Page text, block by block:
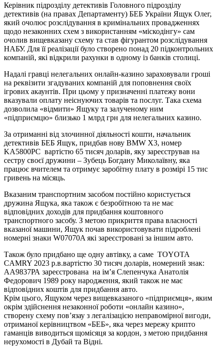
Керівник підрозділу детективів Головного підрозділу
детективів (на правах Департаменту) БЕБ України Ящук Олег,
який очолює розслідування в кримінальних провадженнях
щодо незаконних схем з використанням «міскодінгу» сам
очолив вищевказану схему та став фігурантом розслідування
НАБУ. Для її реалізації було створено понад 20 підконтрольних
компаній, які відкрили рахунки в одному із банків столиці.
Надалі гравці нелегальних онлайн-казино зараховували гроші
на реквізити згадуваних компаній для поповнення своїх
ігрових акаунтів. При цьому у призначенні платежу вони
вказували оплату неіснуючих товарів та послуг. Така схема
дозволила «відмити» Ящуку та залученому ним
«підприємцю» близько 1 млрд грн для нелегальних казино.
За отриманні від злочинної діяльності кошти, начальник
детективів БЕБ Ящук, придбав нову BMW X3, номер
KA5800PC вартістю 65 тисяч доларів, яку зареєстрував на
сестру своєї дружини – Зубець Богдану Миколаївну, яка
працює вчителем та отримує заробітну плату в розмірі 15 тис
гривень на місяць.
Вказаним транспортним засобом постійно користується
дружина Ящука, яка також є безробітною та не має
відповідних доходів для придбання коштовного
транспортного засобу. З метою прикриття права власності
вказаної машини, Ящук почав використовувати підроблені
номерні знаки W07070A які зареєстровані за іншим авто.
Також було придбано ще одну автівку, а саме TOYOTA
CAMRY 2023 р.в.вартістю 30 тисяч доларів, номерний знак:
АА9837РА зареєстрована на ім’я Слепенчука Анатолія
Федорович 1989 року народження, який також не має
відповідних коштів для придбання авто.
Крім цього, Ящуком через вищевказаного «підприємця», яким
окрім здійснення незаконної роботи «онлайн казино»,
створену схему пов’язау з легалізацією неправомірної вигоди,
отриманої керівництвом «БЕБ», яка через мережу крипто
гаманців виводиться щомісяця за кордон, з метою придбання
нерухомості в Дубай та Відні.